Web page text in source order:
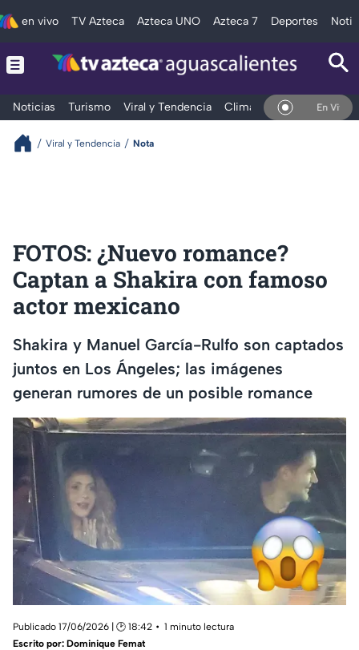
en vivo TV Azteca Azteca UNO Azteca 7 Deportes
Noticias Turismo Viral y Tendencia Clima Deportes En Vivo
Viral y Tendencia Nota
FOTOS: ¿Nuevo romance?
Captan a Shakira con famoso
actor mexicano
Shakira y Manuel García-Rulfo son captados
juntos en Los Ángeles; las imágenes
generan rumores de un posible romance
Publicado 17/06/2026 | 🕑 18:42
1 minuto lectura
Escrito por: Dominique Femat